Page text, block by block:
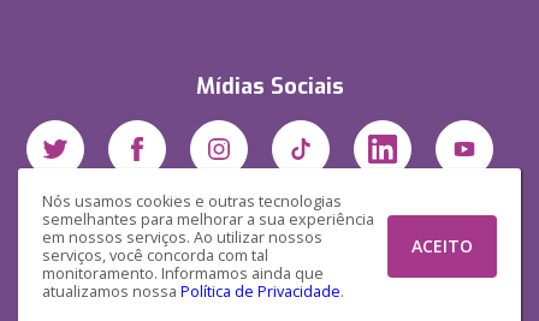
Nós usamos cookies e outras tecnologias
semelhantes para melhorar a sua experiência
em nossos serviços. Ao utilizar nossos
serviços, você concorda com tal
monitoramento. Informamos ainda que
atualizamos nossa Política de Privacidade.
ACEITO
Mídias Sociais